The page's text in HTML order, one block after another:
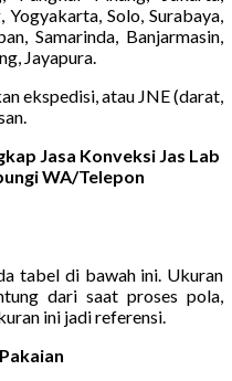
Yogyakarta, Solo, Surabaya,
Samarinda, Banjarmasin,
Jayapura.
ekspedisi, atau JNE (darat,
Jasa Konveksi Jas Lab
WA/Telepon
tabel di bawah ini. Ukuran
dari saat proses pola,
ini jadi referensi.